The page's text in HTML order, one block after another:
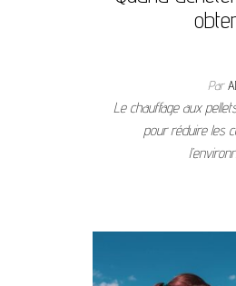
Par
Le chauffage aux
pour réduire les